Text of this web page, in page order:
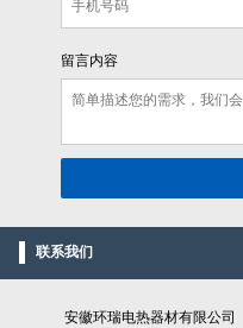
留言内容
联系我们
安徽环瑞电热器材有限公司